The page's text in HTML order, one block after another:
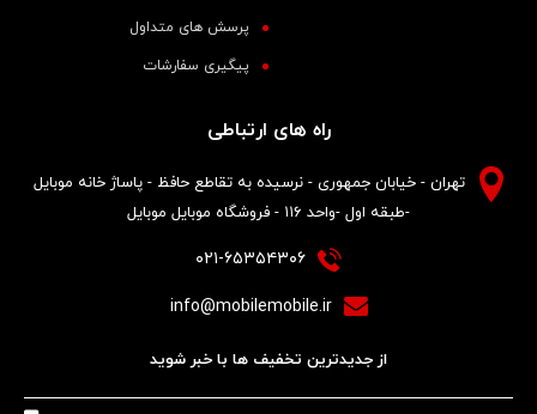
پرسش های متداول
پیگیری سفارشات
راه های ارتباطی
تهران - خیابان جمهوری - نرسیده به تقاطع حافظ - پاساژ خانه موبایل
-طبقه اول -واحد ۱۱۶ - فروشگاه موبایل موبایل
۰۲۱-۶۵۳۵۴۳۰۶
info@mobilemobile.ir
از جدیدترین تخفیف ها با خبر شوید